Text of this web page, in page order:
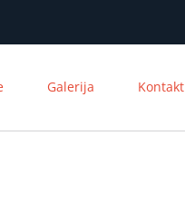
Galerija Kontakt